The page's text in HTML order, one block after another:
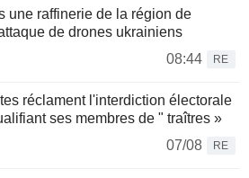
une raffinerie de la région de
de drones ukrainiens
08:44
RE
réclament l'interdiction électorale
ses membres de " traîtres »
07/08
RE